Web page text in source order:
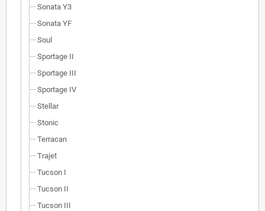
Sonata Y3
Sonata YF
Soul
Sportage II
Sportage III
Sportage IV
Stellar
Stonic
Terracan
Trajet
Tucson I
Tucson II
Tucson III